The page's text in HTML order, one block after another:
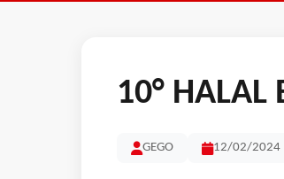
10°
GEGO 12/02/2024